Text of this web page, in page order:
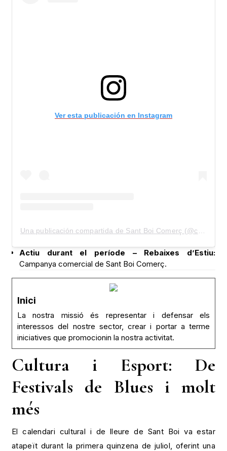
Ver esta publicación en Instagram
Actiu durant el període – Rebaixes d’Estiu:
Campanya comercial de Sant Boi Comerç.
Inici
La nostra missió és representar i defensar els
interessos del nostre sector, crear i portar a terme
iniciatives que promocionin la nostra activitat.
Cultura i Esport: De
Festivals de Blues i molt
més
El calendari cultural i de lleure de Sant Boi va estar
atapeït durant la primera quinzena de juliol, oferint una